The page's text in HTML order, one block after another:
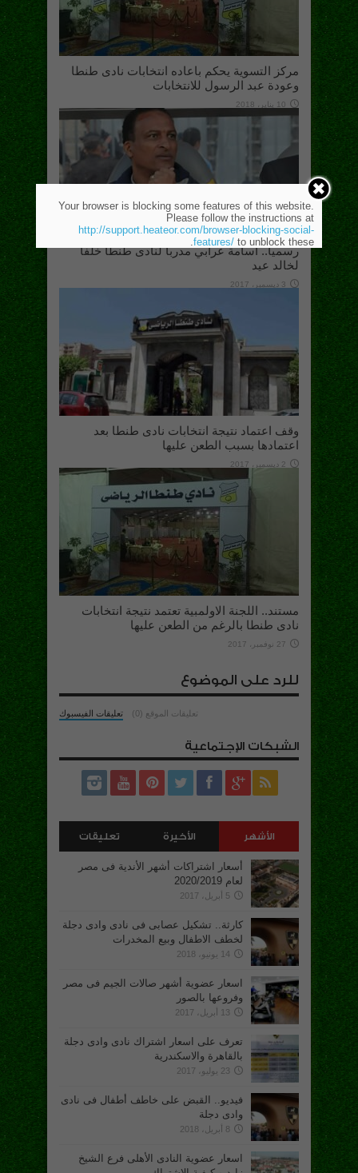
مركز التسوية يحكم باعاده انتخابات نادى طنطا
وعودة عبد الرسول للانتخابات
10 يناير، 2018
رسميا.. أسامة عرابي مدربا لنادى طنطا خلفًا
لخالد عيد
3 ديسمبر، 2017
وقف اعتماد نتيجة انتخابات نادى طنطا بعد
اعتمادها بسبب الطعن عليها
2 ديسمبر، 2017
مستند.. اللجنة الاولمبية تعتمد نتيجة انتخابات
نادى طنطا بالرغم من الطعن عليها
27 نوفمبر، 2017
للرد على الموضوع
تعليقات الفيسبوك تعليقات الموقع (0)
الشبكات الإجتماعية
الأشهر الأخيرة تعليقات
أسعار اشتراكات أشهر الأندية فى مصر
لعام 2020/2019
5 أبريل، 2017
كارثة.. تشكيل عصابى فى نادى وادى دجلة
لخطف الاطفال وبيع المخدرات
14 يونيو، 2018
اسعار عضوية أشهر صالات الجيم فى مصر
وفروعها بالصور
13 أبريل، 2017
تعرف على اسعار اشتراك نادى وادى دجلة
بالقاهرة والاسكندرية
23 يوليو، 2017
فيديو.. القبض على خاطف أطفال فى نادى
وادى دجلة
8 أبريل، 2018
اسعار عضوية النادى الأهلى فرع الشيخ
Your browser is blocking some features of this website.
Please follow the instructions at
http://support.heateor.com/browser-blocking-social-
features/ to unblock these.